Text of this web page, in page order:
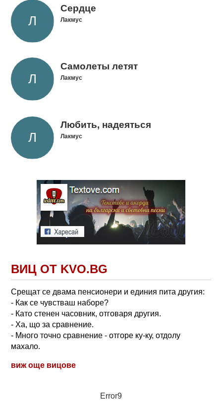
Сердце
Лакмус
Самолеты летят
Лакмус
Любить, надеяться
Лакмус
ВИЦ ОТ KVO.BG
Срещат се двама пенсионери и единия пита другия:
- Как се чувстваш наборе?
- Като стенен часовник, отговаря другия.
- Ха, що за сравнение.
- Много точно сравнение - отгоре ку-ку, отдолу
махало.
виж още вицове
Error9